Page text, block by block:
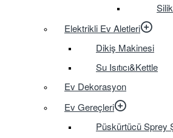
Elektrikli Ev Aletleri
Dikiş Makinesi
Su Isıtıcı&Kettle
Ev Dekorasyon
Ev Gereçleri
Püskürtücü Sprey